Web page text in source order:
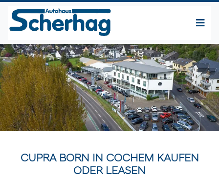
CUPRA BORN IN COCHEM KAUFEN
ODER LEASEN